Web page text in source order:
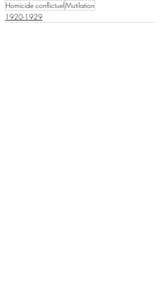
Homicide conflictuelMutilation
1920-1929